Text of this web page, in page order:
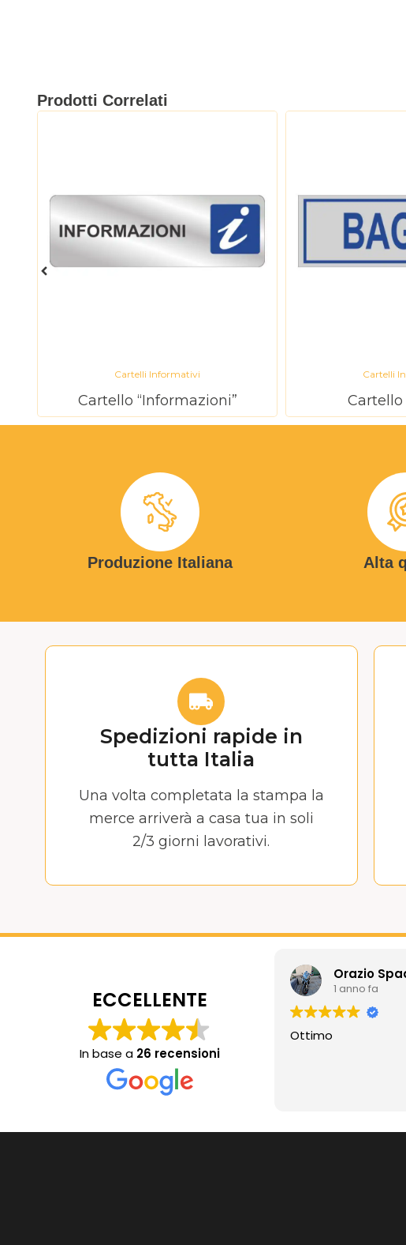
Prodotti Correlati
Cartelli Informativi
Cartello “Informazioni”
Cartelli
Cartello
Produzione Italiana Alta
Spedizioni rapide in
tutta Italia
Una volta completata la stampa la
merce arriverà a casa tua in soli
2/3 giorni lavorativi.
ECCELLENTE
In base a 26 recensioni
Orazio
1 anno fa
Ottimo